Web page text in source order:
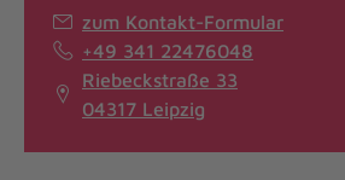
zum Kontakt-Formular
+49 341 22476048
Riebeckstraße 33
04317 Leipzig